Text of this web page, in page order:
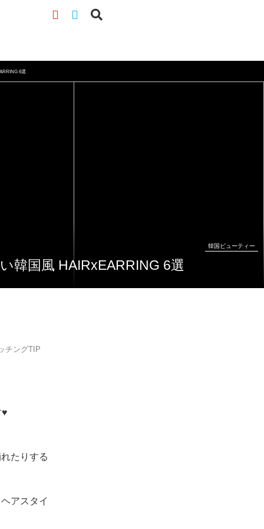
6選
韓国ビューティー
韓国風 HAIRxEARRING 6選
チングTIP
♥
たりする
アスタイ